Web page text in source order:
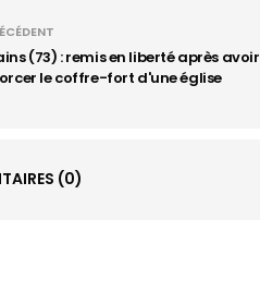
(73) : remis en liberté après avoir
le coffre-fort d'une église
(0)